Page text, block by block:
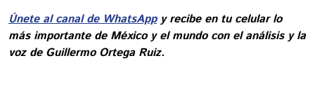
Únete al canal de WhatsAppy recibe en tu celular lo
más importante de México y el mundo con el análisis y la
voz de Guillermo Ortega Ruiz.